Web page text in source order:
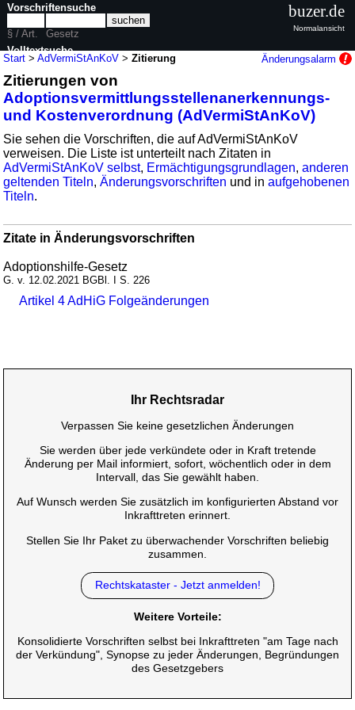
Start >AdVermiStAnKoV >Zitierung Änderungsalarm
Zitierungen von
Adoptionsvermittlungsstellenanerkennungs-
und Kostenverordnung (AdVermiStAnKoV)
Sie sehen die Vorschriften, die auf AdVermiStAnKoV
verweisen. Die Liste ist unterteilt nach Zitaten in
AdVermiStAnKoV selbst, Ermächtigungsgrundlagen,anderen
geltenden Titeln,Änderungsvorschriften und inaufgehobenen
Titeln.
Zitate in Änderungsvorschriften
Adoptionshilfe-Gesetz
G. v. 12.02.2021 BGBl. I S. 226
Artikel 4 AdHiG Folgeänderungen
Vorschriftensuche
§ / Art.
Gesetz
Volltextsuche
nur in AdVermiStAnKoV
buzer.de
Normalansicht
Ihr Rechtsradar
Verpassen Sie keine gesetzlichen Änderungen
Sie werden über jede verkündete oder in Kraft tretende
Änderung per Mail informiert, sofort, wöchentlich oder in dem
Intervall, das Sie gewählt haben.
Auf Wunsch werden Sie zusätzlich im konfigurierten Abstand vor
Inkrafttreten erinnert.
Stellen Sie Ihr Paket zu überwachender Vorschriften beliebig
zusammen.
Rechtskataster - Jetzt anmelden!
Weitere Vorteile:
Konsolidierte Vorschriften selbst bei Inkrafttreten "am Tage nach
der Verkündung", Synopse zu jeder Änderungen, Begründungen
des Gesetzgebers